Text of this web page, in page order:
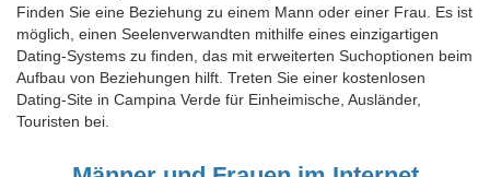
Finden Sie eine Beziehung zu einem Mann oder einer Frau. Es ist
möglich, einen Seelenverwandten mithilfe eines einzigartigen
Dating-Systems zu finden, das mit erweiterten Suchoptionen beim
Aufbau von Beziehungen hilft. Treten Sie einer kostenlosen
Dating-Site in Campina Verde für Einheimische, Ausländer,
Touristen bei.